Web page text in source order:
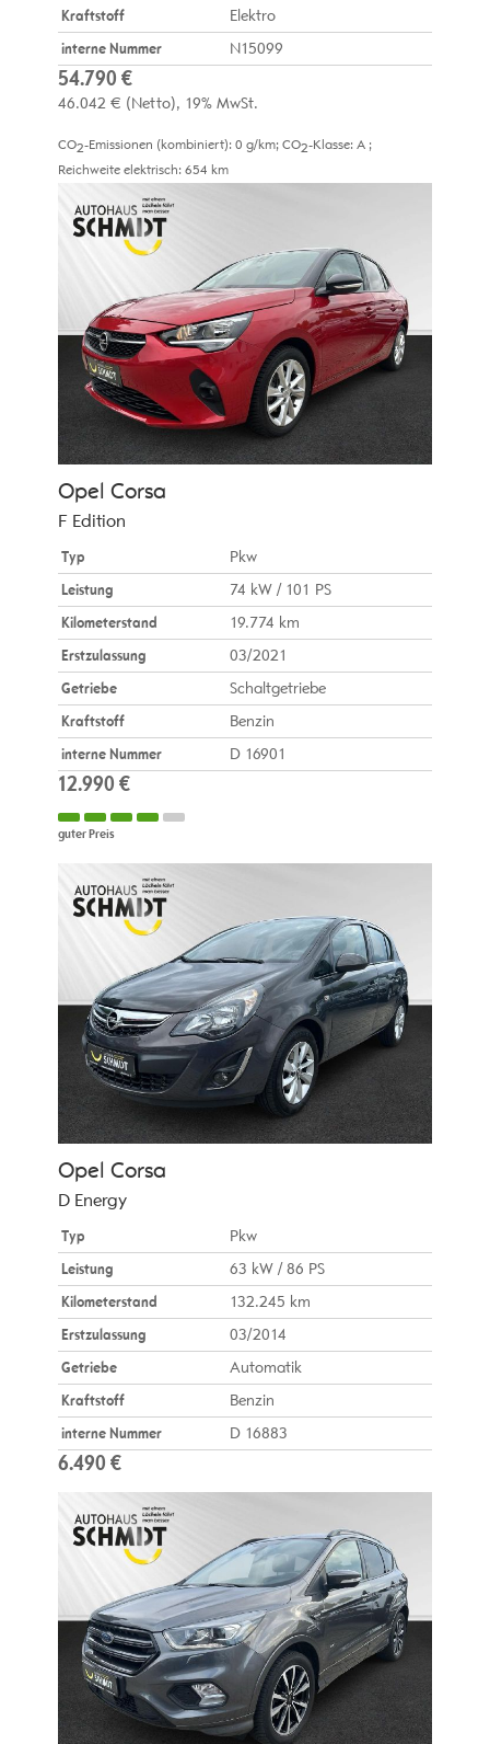
Kraftstoff
Elektro
interne Nummer
N15099
54.790 €
46.042 € (Netto) 19% MwSt.
CO2-Emissionen (kombiniert): 0 g/km; CO2-Klasse: A ;
Reichweite elektrisch: 654 km
Opel Corsa
F Edition
Typ
Pkw
Leistung
74 kW / 101 PS
Kilometerstand
19.774 km
Erstzulassung
03/2021
Getriebe
Schaltgetriebe
Kraftstoff
Benzin
interne Nummer
D 16901
12.990 €
guter Preis
Opel Corsa
D Energy
Typ
Pkw
Leistung
63 kW / 86 PS
Kilometerstand
132.245 km
Erstzulassung
03/2014
Getriebe
Automatik
Kraftstoff
Benzin
interne Nummer
D 16883
6.490 €